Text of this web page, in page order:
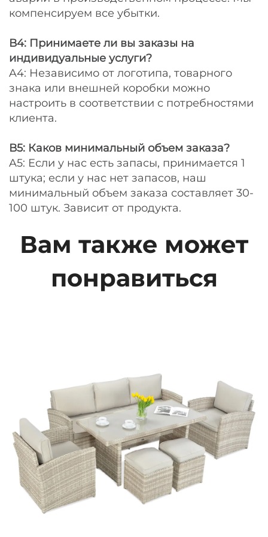
компенсируем все убытки.
В4: Принимаете ли вы заказы на
индивидуальные услуги?
A4: Независимо от логотипа, товарного
знака или внешней коробки можно
настроить в соответствии с потребностями
клиента.
В5: Каков минимальный объем заказа?
A5: Если у нас есть запасы, принимается 1
штука; если у нас нет запасов, наш
минимальный объем заказа составляет 30-
100 штук. Зависит от продукта.
Вам также может
понравиться